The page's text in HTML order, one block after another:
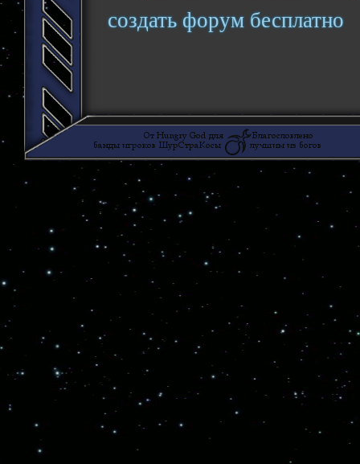
создать форум бесплатно